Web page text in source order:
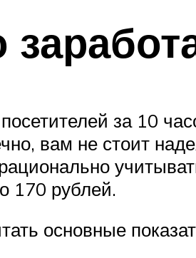
за 10
вам не стоит
170 рублей.
основные